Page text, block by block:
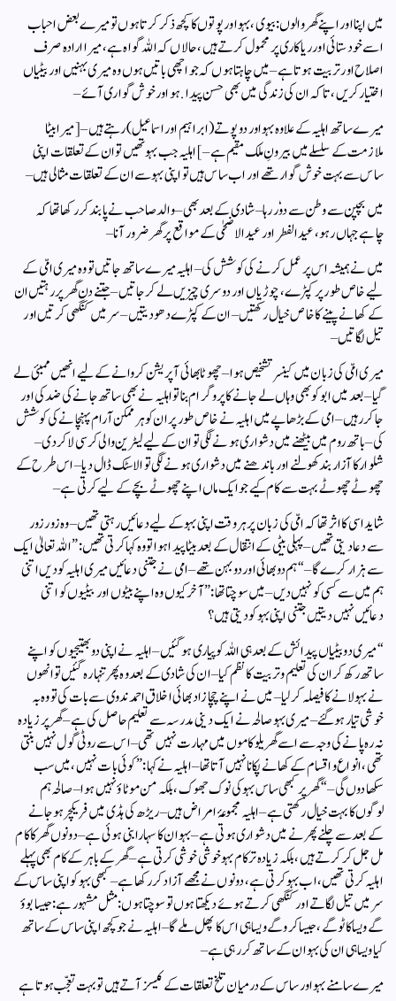
میں اپنا اور اپنے گھر والوں : بیوی ، بہو اور پوتوں کا کچھ ذکر کرتا ہوں تو میرے بعض احباب
اسے خود ستائی اور ریاکاری پر محمول کرتے ہیں ، حالاں کہ اللہ گواہ ہے ، میرا ارادہ صرف
اصلاح اور تربیت ہوتا ہے – میں چاہتا ہوں کہ جو اچھی باتیں ہوں وہ میری بہنیں اور بیٹیاں
اختیار کریں ، تاکہ ان کی زندگی میں بھی حسن پیدا .ہو اور خوش گواری آئے –
میرے ساتھ اہلیہ کے علاوہ بہو اور دو پوتے (ابراہیم اور اسماعیل) رہتے ہیں – [ میرا بیٹا
ملازمت کے سلسلے میں بیرونِ ملک مقیم ہے – ] اہلیہ جب بہو تھیں تو ان کے تعلقات اپنی
ساس سے بہت خوش گوار تھے اور اب ساس ہیں تو اپنی بہو سے ان کے تعلقات مثالی ہیں –
میں بچپن سے وطن سے دوٗر رہا – شادی کے بعد بھی – والد صاحب نے پابند کر رکھا تھا کہ
چاہے جہاں رہو ، عید الفطر اور عید الاضحٰی کے مواقع پر گھر ضرور آنا –
میں نے ہمیشہ اس پر عمل کرنے کی کوشش کی – اہلیہ میرے ساتھ جاتیں تو وہ میری امّی کے
لیے خاص طور پر کپڑے ، چوڑیاں اور دوسری چیزیں لے کر جاتیں – جتنے دن گھر پر رہتیں ان
کے کھانے پینے کا خاص خیال رکھتیں – ان کے کپڑے دھو دیتیں – سر میں کنگھی کرتیں اور
تیل لگاتیں –
میری امّی کی زبان میں کینسر تشخیص ہوا – چھوٹا بھائی آپریشن کروانے کے لیے انھیں ممبئی لے
گیا – بعد میں ابو کو بھی وہاں لے جانے کا پروگرام بنا تو اہلیہ نے بھی ساتھ جانے کی ضد کی اور
جاکر رہیں – امی کے بڑھاپے میں اہلیہ نے خاص طور پر ان کو ہر ممکن آرام پہنچانے کی کوشش
کی – باتھ روم میں بیٹھنے میں دشواری ہونے لگی تو ان کے لیے لیٹرین والی کرسی لاکر دی –
شلوار کا آزار بند کھولنے اور باندھنے میں دشواری ہونے لگی تو الاسٹک ڈال دیا – اس طرح کے
چھوٹے چھوٹے بہت سے کام کیے جو ایک ماں اپنے چھوٹے بچے کے لیے کرتی ہے –
شاید اسی کا اثر تھا کہ امّی کی زبان پر ہر وقت اپنی بہو کے لیے دعائیں رہتی تھیں – وہ زور زور
سے دعا دیتی تھیں – پہلی بیٹی کے انتقال کے بعد بیٹا پیدا ہوا تو وہ کہا کرتی تھیں : ” اللہ تعالیٰ ایک
سے ہزار کرے گا – “ ہم دو بھائی اور دو بہن تھے – امی نے جتنی دعائیں میری اہلیہ کو دیں اتنی
ہم میں سے کسی کو نہیں دیں – میں سوچتا تھا : ” آخر کیوں وہ اپنے بیٹوں اور بیٹیوں کو اتنی
دعائیں نہیں دیتیں جتنی اپنی بہو کو دیتی ہیں؟
“ میری دو بیٹیاں پیدائش کے بعد ہی اللہ کو پیاری ہوگئیں – اہلیہ نے اپنی دو بھتیجیوں کو اپنے
ساتھ رکھ کر ان کی تعلیم و تربیت کا نظم کیا – ان کی شادی کے بعد وہ پھر تنہا رہ گئیں تو انھوں
نے بہو لانے کا فیصلہ کرلیا – میں نے اپنے چچا زاد بھائی اخلاق احمد ندوی سے بات کی تو وہ بہ
خوشی تیار ہوگئے – میری بہو صالحہ نے ایک دینی مدرسہ سے تعلیم حاصل کی ہے – گھر پر زیادہ
نہ رہ پانے کی وجہ سے اسے گھریلو کاموں میں مہارت نہیں تھی – اس سے روٹی گول نہیں بنتی
تھی ، انواع و اقسام کے کھانے پکانا نہیں آتا تھا – اہلیہ نے کہا : ” کوئی بات نہیں ، میں سب
سکھادوں گی – “ گھر پر کبھی ساس بہو کی نوک جھوک ، بلکہ من موٹاؤ نہیں ہوا – صالحہ ہم
لوگوں کا بہت خیال رکھتی ہے – اہلیہ مجموعۂ امراض ہیں – ریڑھ کی ہڈی میں فریکچر ہوجانے
کے بعد سے چلنے پھرنے میں دشواری ہوتی ہے – بہو ان کا سہارا بنی ہوئی ہے – دونوں گھر کا کام
مل جل کر کرتے ہیں ، بلکہ زیادہ تر کام بہو خوشی خوشی کرتی ہے – گھر کے باہر کے کام بھی پہلے
اہلیہ کرتی تھیں، اب بہو کرتی ہے ، دونوں نے مجھے آزاد کررکھا ہے – کبھی بہو کو اپنی ساس کے
سر میں تیل لگاتے اور کنگھی کرتے ہوئے دیکھتا ہوں تو سوچتا ہوں : مثل مشہور ہے : جیسا بوؤ
گے ویسا کاٹو گے ، جیسا کرو گے ویسا ہی اس کا پھل ملے گا – اہلیہ نے جو کچھ اپنی ساس کے ساتھ
کیا ویسا ہی ان کی بہو ان کے ساتھ کررہی ہے –
میرے سامنے بہو اور ساس کے درمیان تلخ تعلقات کے کیسز آتے ہیں تو بہت تعجّب ہوتا ہے